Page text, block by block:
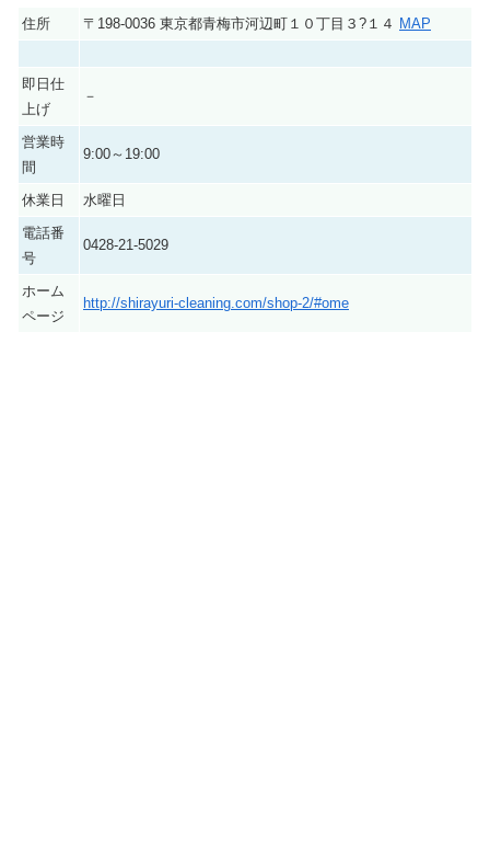
住所 〒198-0036 東京都青梅市河辺町１０丁目３?１４ MAP
即日仕
上げ
－
営業時
間
9:00～19:00
休業日
水曜日
電話番
号
0428-21-5029
ホーム
ページ
http://shirayuri-cleaning.com/shop-2/#ome